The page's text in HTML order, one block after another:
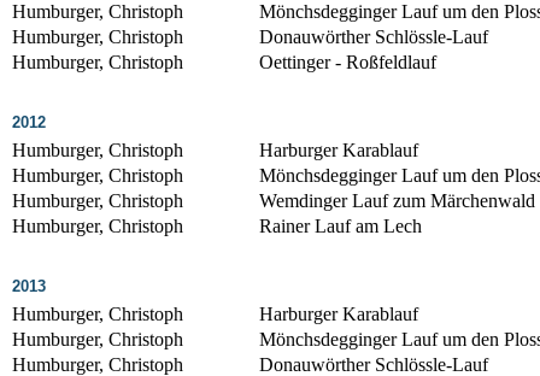
Humburger, Christoph
Mönchsdegginger Lauf um den
Humburger, Christoph
Donauwörther Schlössle-Lauf
Humburger, Christoph
Oettinger - Roßfeldlauf
2012
Humburger, Christoph
Harburger Karablauf
Humburger, Christoph
Mönchsdegginger Lauf um den
Humburger, Christoph
Wemdinger Lauf zum Märchenwald
Humburger, Christoph
Rainer Lauf am Lech
2013
Humburger, Christoph
Harburger Karablauf
Humburger, Christoph
Mönchsdegginger Lauf um den
Humburger, Christoph
Donauwörther Schlössle-Lauf